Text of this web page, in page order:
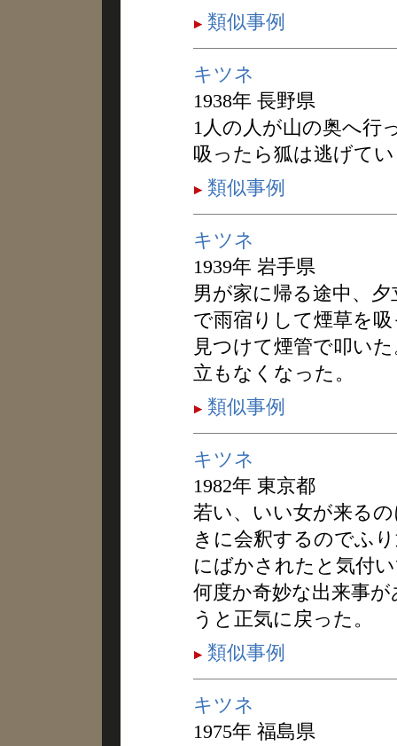
類似事例
キツネ
1938年 長野県
1人の人が山の奥へ行
吸ったら狐は逃げて
類似事例
キツネ
1939年 岩手県
男が家に帰る途中、
で雨宿りして煙草を
見つけて煙管で叩い
立もなくなった。
類似事例
キツネ
1982年 東京都
若い、いい女が来る
きに会釈するのでふ
にばかされたと気付
何度か奇妙な出来事
うと正気に戻った。
類似事例
キツネ
1975年 福島県